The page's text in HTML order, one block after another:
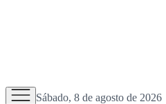
Sábado, 8 de agosto de 2026